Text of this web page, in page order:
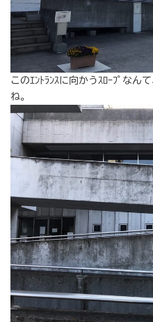
このｴﾝﾄﾗﾝｽに向かうｽﾛｰﾌﾟなん
ね。